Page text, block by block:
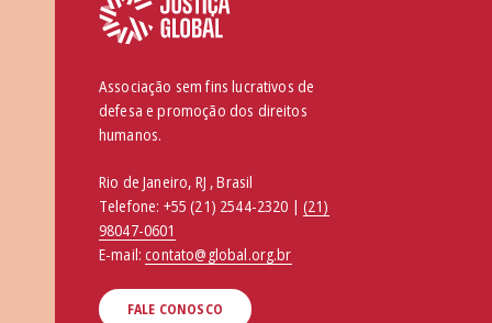
Associação sem fins lucrativos de
defesa e promoção dos direitos
humanos.
Rio de Janeiro, RJ , Brasil
Telefone: +55 (21) 2544-2320 | (21)
98047-0601
E-mail:contato@global.org.br
FALE CONOSCO